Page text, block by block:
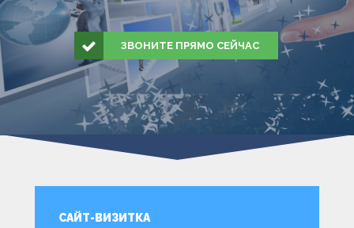
ЗВОНИТЕ ПРЯМО СЕЙЧАС
САЙТ-ВИЗИТКА